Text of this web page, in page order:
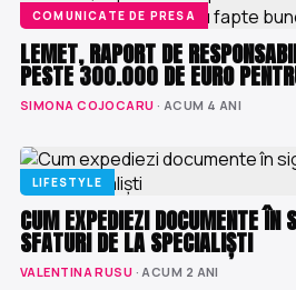
COMUNICATE DE PRESA
LEMET, RAPORT DE
PESTE 300.000 DE EURO
SIMONA COJOCARU · ACUM 4 ANI
LIFESTYLE
CUM EXPEDIEZI DOCUMENTE ÎN
SFATURI DE LA SPECIALIȘTI
VALENTINA RUSU · ACUM 2 ANI